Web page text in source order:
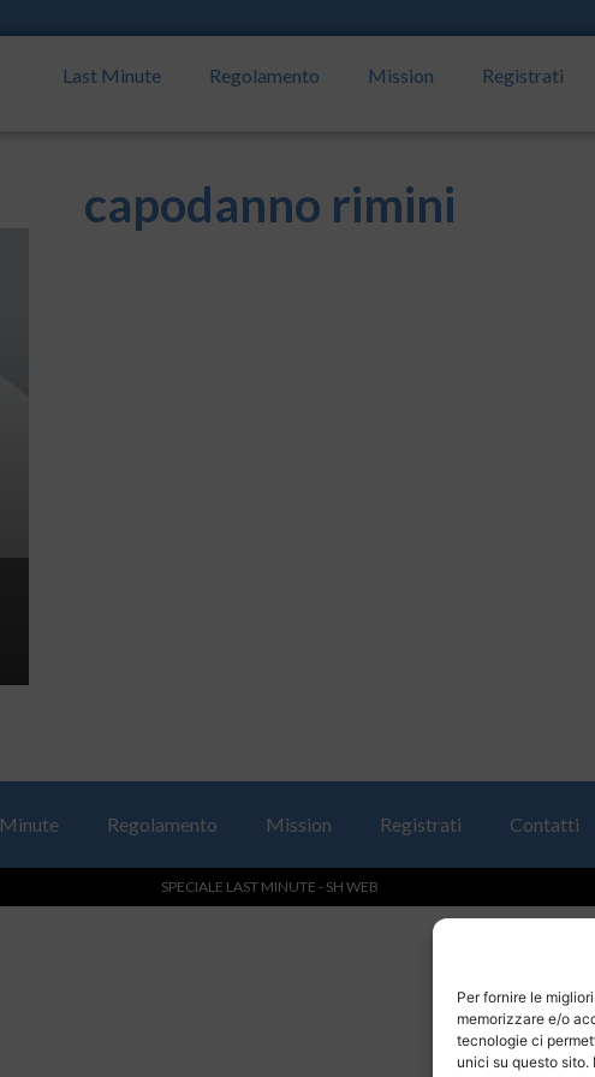
Per fornire le
memorizzare e/o
tecnologie ci
unici su questo
Last Minute Regolamento Mission Registrati
capodanno rimini
Regolamento Mission Registrati Contatti
SPECIALE LAST MINUTE - SH WEB